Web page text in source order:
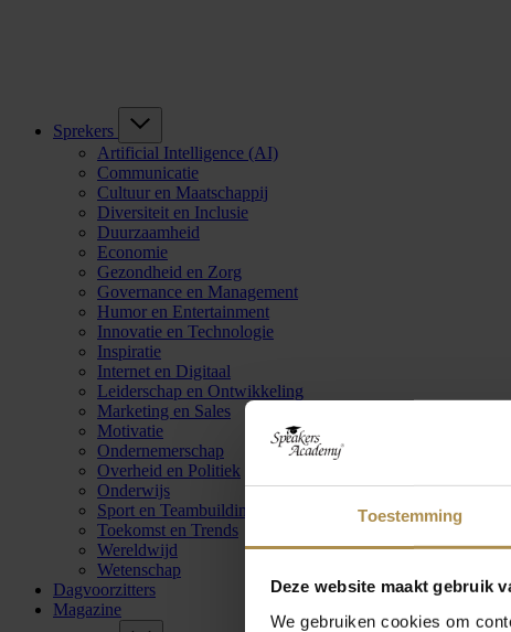
Toestemming
Deze website maakt gebruik
We gebruiken cookies om
Sprekers
Artificial Intelligence (AI)
Communicatie
Cultuur en Maatschappij
Diversiteit en Inclusie
Duurzaamheid
Economie
Gezondheid en Zorg
Governance en Management
Humor en Entertainment
Innovatie en Technologie
Inspiratie
Internet en Digitaal
Leiderschap en Ontwikkeling
Marketing en Sales
Motivatie
Ondernemerschap
Overheid en Politiek
Onderwijs
Sport en Teambuilding
Toekomst en Trends
Wereldwijd
Wetenschap
Dagvoorzitters
Magazine